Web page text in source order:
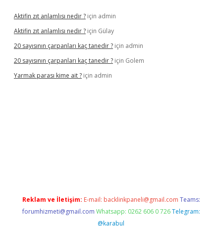
Aktifin zıt anlamlısı nedir ? için admin
Aktifin zıt anlamlısı nedir ? için Gülay
20 sayısının çarpanları kaç tanedir ? için admin
20 sayısının çarpanları kaç tanedir ? için Golem
Yarmak parası kime ait ? için admin
Reklam ve İletişim: E-mail: backlinkpaneli@gmail.com Teams:
forumhizmeti@gmail.com Whatsapp: 0262 606 0 726 Telegram:
@karabul